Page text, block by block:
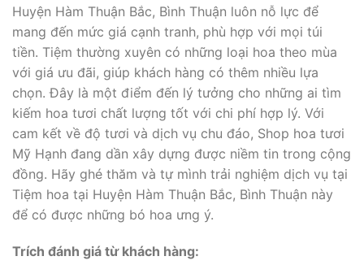
Huyện Hàm Thuận Bắc, Bình Thuận luôn nỗ lực để
mang đến mức giá cạnh tranh, phù hợp với mọi túi
tiền. Tiệm thường xuyên có những loại hoa theo mùa
với giá ưu đãi, giúp khách hàng có thêm nhiều lựa
chọn. Đây là một điểm đến lý tưởng cho những ai tìm
kiếm hoa tươi chất lượng tốt với chi phí hợp lý. Với
cam kết về độ tươi và dịch vụ chu đáo, Shop hoa tươi
Mỹ Hạnh đang dần xây dựng được niềm tin trong cộng
đồng. Hãy ghé thăm và tự mình trải nghiệm dịch vụ tại
Tiệm hoa tại Huyện Hàm Thuận Bắc, Bình Thuận này
để có được những bó hoa ưng ý.
Trích đánh giá từ khách hàng: